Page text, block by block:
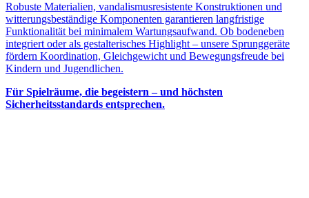
Robuste Materialien, vandalismusresistente Konstruktionen und
witterungsbeständige Komponenten garantieren langfristige
Funktionalität bei minimalem Wartungsaufwand. Ob bodeneben
integriert oder als gestalterisches Highlight – unsere Sprunggeräte
fördern Koordination, Gleichgewicht und Bewegungsfreude bei
Kindern und Jugendlichen.
Für Spielräume, die begeistern – und höchsten
Sicherheitsstandards entsprechen.